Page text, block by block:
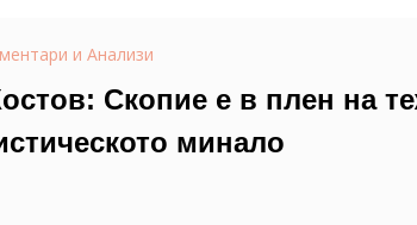
и Анализи
Скопие е в плен на
минало